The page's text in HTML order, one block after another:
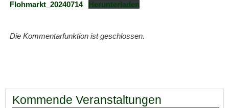
Flohmarkt_20240714 Herunterladen
Die Kommentarfunktion ist geschlossen.
Kommende Veranstaltungen